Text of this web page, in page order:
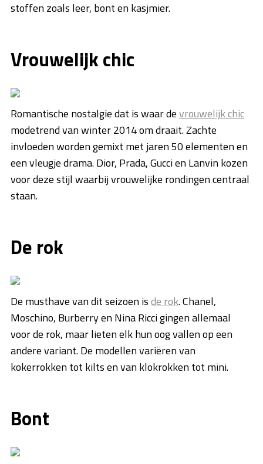
stoffen zoals leer, bont en kasjmier.
Vrouwelijk chic
Romantische nostalgie dat is waar devrouwelijk chic
modetrend van winter 2014 om draait. Zachte
invloeden worden gemixt met jaren 50 elementen en
een vleugje drama. Dior, Prada, Gucci en Lanvin kozen
voor deze stijl waarbij vrouwelijke rondingen centraal
staan.
De rok
De musthave van dit seizoen isde rok. Chanel,
Moschino, Burberry en Nina Ricci gingen allemaal
voor de rok, maar lieten elk hun oog vallen op een
andere variant. De modellen variëren van
kokerrokken tot kilts en van klokrokken tot mini.
Bont